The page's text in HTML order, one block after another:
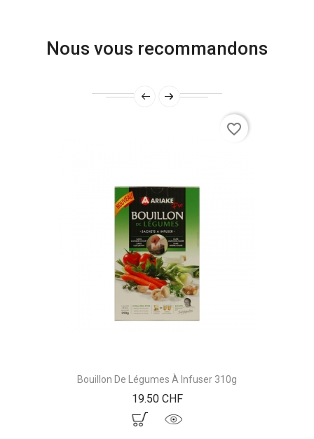
Nous vous recommandons
Bouillon De Légumes À Infuser 310g
19.50 CHFPrix
favorite_border